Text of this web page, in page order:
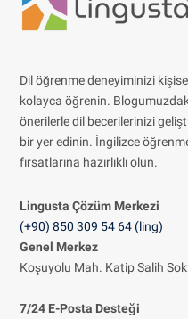
Dil öğrenme deneyiminizi
kolayca öğrenin.
önerilerle dil becerilerinizi
bir yer edinin. İngilizce
fırsatlarına hazırlıklı olun.
Lingusta Çözüm Merkezi
(+90) 850 309 54 64 (ling)
Genel Merkez
Koşuyolu Mah. Katip Salih
7/24 E-Posta Desteği